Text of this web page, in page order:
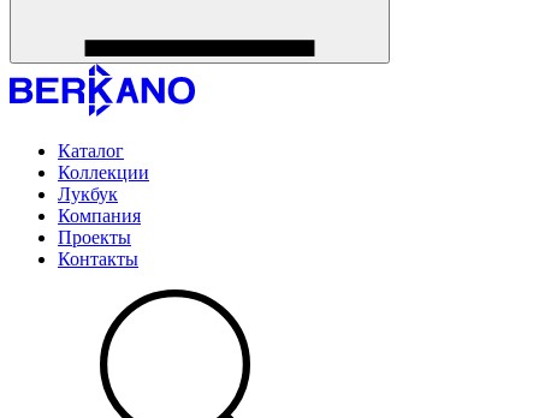
Каталог
Коллекции
Лукбук
Компания
Проекты
Контакты